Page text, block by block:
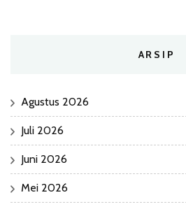
ARSIP
Agustus 2026
Juli 2026
Juni 2026
Mei 2026